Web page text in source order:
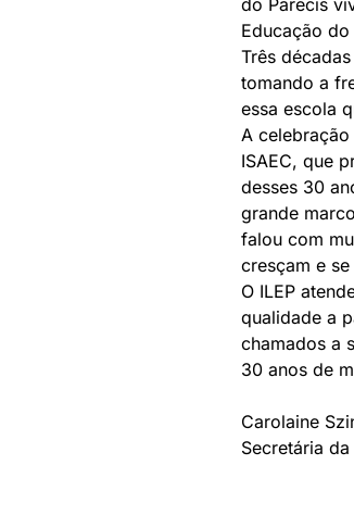
do Parecis
Educação do
Três
tomando a
essa escola
A
ISAEC, que
desses 30
grande
falou com
cresçam e
O ILEP
qualidade a
chamados a
30 anos de
Carolaine
Secretária